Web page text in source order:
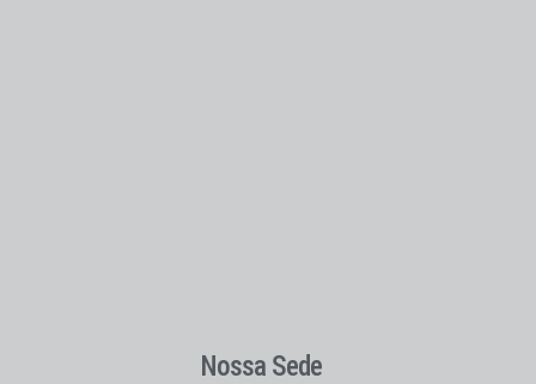
Nossa Sede